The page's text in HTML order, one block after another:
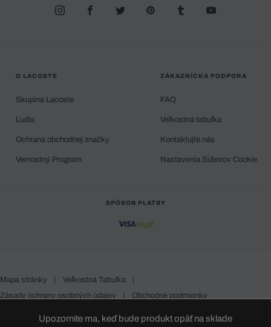
Upozornite ma, keď bude produkt opäť na sklade
O LACOSTE
Skupina Lacoste
Ľudia
Ochrana obchodnej značky
Vernostný Program
ZÁKAZNÍCKA PODPORA
FAQ
Veľkostná tabuľka
Kontaktujte nás
Nastavenia Súborov Cookie
SPÔSOB PLATBY
Mapa stránky | Veľkostná Tabuľka
|
Zásady ochrany osobných údajov
| Obchodné podmienky